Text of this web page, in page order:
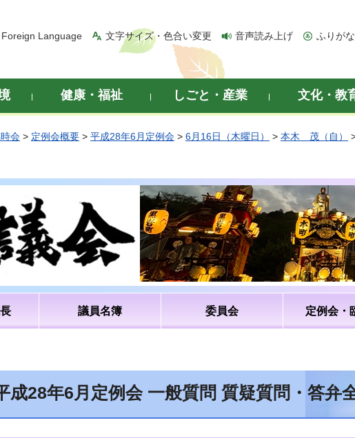
Foreign Language 文字サイズ・色合い変更 音声読み上げ ふりが
健康・福祉 しごと・産業 文化・教
会 > 定例会概要 > 平成28年6月定例会 > 6月16日（木曜日） > 本木 茂（自）
議員名簿 委員会 定例会・
成28年6月定例会 一般質問 質疑質問・答弁